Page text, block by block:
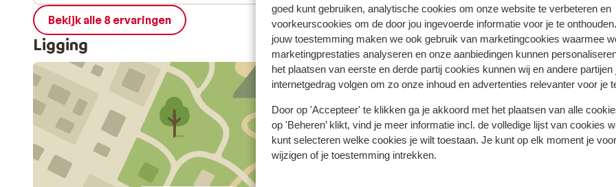
goed kunt gebruiken, analytische cookies om onze website te verbeteren en
voorkeurscookies om de door jou ingevoerde informatie voor je te
jouw toestemming maken we ook gebruik van marketingcookies waarmee
marketingprestaties analyseren en onze aanbiedingen kunnen
het plaatsen van eerste en derde partij cookies kunnen wij en andere partijen
internetgedrag volgen om zo onze inhoud en advertenties relevanter voor je
Door op 'Accepteer' te klikken ga je akkoord met het plaatsen van alle
op 'Beheren’ klikt, vind je meer informatie incl. de volledige lijst van cookies
kunt selecteren welke cookies je wilt toestaan. Je kunt op elk moment je
wijzigen of je toestemming intrekken.
Bekijk alle 8 ervaringen
Ligging
In de buurt
Centrum: 700 m
Oude centrum: 700 m
Luchthaven: 25 km
Haven: 700 m